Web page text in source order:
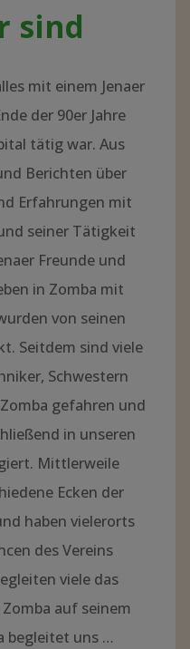
sind
mit einem Jenaer
der 90er Jahre
tätig war. Aus
Berichten über
Erfahrungen mit
seiner Tätigkeit
Freunde und
in Zomba mit
von seinen
Seitdem sind viele
Schwestern
gefahren und
in unseren
Mittlerweile
Ecken der
haben vielerorts
des Vereins
viele das
auf seinem
begleitet uns …